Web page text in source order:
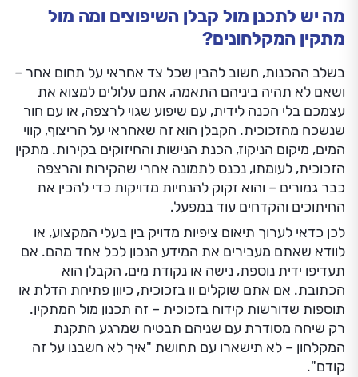
מה יש לתכנן מול קבלן השיפוצים ומה מול
מתקין המקלחונים?
בשלב ההכנות, חשוב להבין שכל צד אחראי על תחום אחר –
ושאם לא תהיה ביניהם התאמה, אתם עלולים למצוא את
עצמכם בלי הכנה לידית, עם שיפוע שגוי לרצפה, או עם חור
שנשכח מהזכוכית. הקבלן הוא זה שאחראי על הריצוף, קווי
המים, מיקום הניקוז, הכנת הנישות והחיזוקים בקירות. מתקין
הזכוכית, לעומתו, נכנס לתמונה אחרי שהקירות והרצפה
כבר גמורים – והוא זקוק להנחיות מדויקות כדי להכין את
החיתוכים והקדחים עוד במפעל.
לכן כדאי לערוך תיאום ציפיות מדויק בין בעלי המקצוע, או
לוודא שאתם מעבירים את המידע הנכון לכל אחד מהם. אם
תעדיפו ידית נוספת, נישה או נקודת מים, הקבלן הוא
הכתובת. אם אתם שוקלים וו בזכוכית, כיוון פתיחת הדלת או
תוספות שדורשות קידוח בזכוכית – זה תכנון מול המתקין.
רק שיחה מסודרת עם שניהם תבטיח שמרגע התקנת
המקלחון – לא תישארו עם תחושת "איך לא חשבנו על זה
קודם".